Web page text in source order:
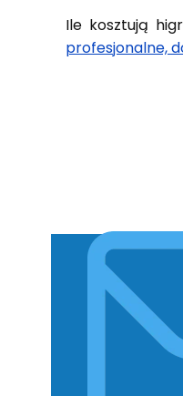
Ile kosztują
profesjonalne,